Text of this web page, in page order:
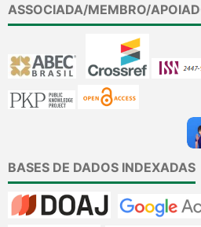
ASSOCIADA/MEMBRO/
BASES DE DADOS INDEXADAS